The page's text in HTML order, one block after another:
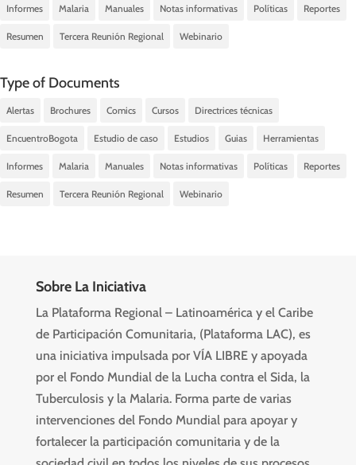
Informes Malaria Manuales Notas informativas Políticas Reportes
Resumen Tercera Reunión Regional Webinario
Type of Documents
Alertas Brochures Comics Cursos Directrices técnicas
EncuentroBogota Estudio de caso Estudios Guias Herramientas
Informes Malaria Manuales Notas informativas Políticas Reportes
Resumen Tercera Reunión Regional Webinario
Sobre La Iniciativa
La Plataforma Regional – Latinoamérica y el Caribe
de Participación Comunitaria, (Plataforma LAC), es
una iniciativa impulsada por VÍA LIBRE y apoyada
por el Fondo Mundial de la Lucha contra el Sida, la
Tuberculosis y la Malaria. Forma parte de varias
intervenciones del Fondo Mundial para apoyar y
fortalecer la participación comunitaria y de la